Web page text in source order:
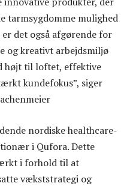
tarmsygdomme mulighed
det også afgørende for
og kreativt arbejdsmiljø
højt til loftet, effektive
kundefokus”, siger
nordiske healthcare-
i Qufora. Dette
i forhold til at
vækststrategi og